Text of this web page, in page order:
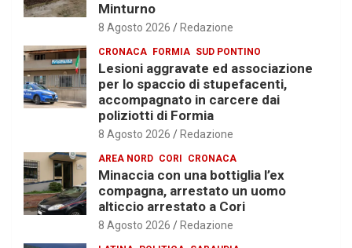
Minturno
8 Agosto 2026 Redazione
CRONACA FORMIA SUD PONTINO
Lesioni aggravate ed associazione
per lo spaccio di stupefacenti,
accompagnato in carcere dai
poliziotti di Formia
8 Agosto 2026 Redazione
AREA NORD CORI CRONACA
Minaccia con una bottiglia l’ex
compagna, arrestato un uomo
alticcio arrestato a Cori
8 Agosto 2026 Redazione